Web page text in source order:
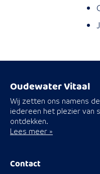
Oudewater Vitaal
Wij zetten ons namens
iedereen het plezier van
ontdekken.
Lees meer »
Contact